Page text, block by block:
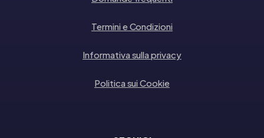
Termini e Condizioni
Informativa sulla privacy
Politica sui Cookie